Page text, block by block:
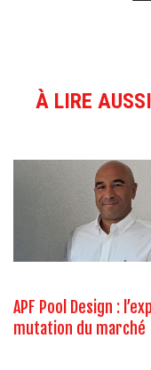
À LIRE AUSSI
APF Pool Design :
mutation du marché